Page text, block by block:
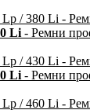
Li - Ремни
Li - Ремни